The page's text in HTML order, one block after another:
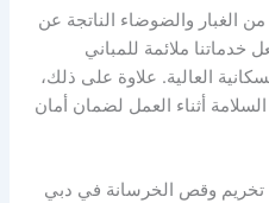
الغبار والضوضاء الناتجة عن
خدماتنا ملائمة للمباني
العالية. علاوة على ذلك،
أثناء العمل لضمان أمان
تخريم وقص الخرسانة في دبي